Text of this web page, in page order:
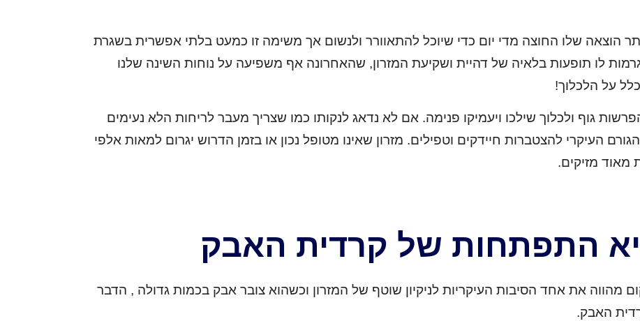
הוצאה שלו החוצה מדי יום כדי שיוכל להתאוורר ולנשום אך משימה זו כמעט בלתי אפשרית בשגרת
לו תופעות בלאיה של דהיית ושקיעת המזרון, שהאחרונה אף משפיעה על נוחות השינה שלנו
על הלכלוך!
גוף ולכלוך שילכו ויעמיקו פנימה. אם לא נדאג לנקותו כמו שצריך מעבר לריחות הלא נעימים
העיקרי להצטברות חיידקים וטפילים. מזרון שאינו מטופל נכון או בזמן הדרוש יגרום למאות אלפי
מאוד מזיקים.
התפתחות של קרדית האבק
את אחד הסיבות העיקריות לניקיון שוטף של המזרון וכשהוא צובר אבק בכמות גדולה , הדבר
האבק.